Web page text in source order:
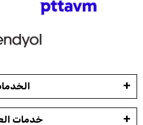
خدمات